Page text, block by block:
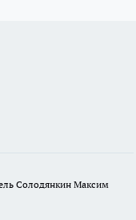
Солодянкин Максим